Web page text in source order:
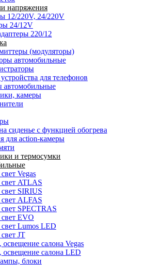
напряжения
12/220V, 24/220V
24/12V
220/12
(модуляторы)
автомобильные
для телефонов
автомобильные
камеры
сиденье с функцией обогрева
для action-камеры
и термосумки
Vegas
ATLAS
SIRIUS
ALFAS
SPECTRAS
EVO
Lumos LED
JT
освещение салона Vegas
освещение салона LED
блоки